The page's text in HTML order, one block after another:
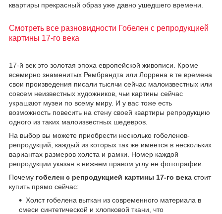
квартиры прекрасный образ уже давно ушедшего времени.
Смотреть все разновидности Гобелен с репродукцией
картины 17-го века
17-й век это золотая эпоха европейской живописи. Кроме
всемирно знаменитых Рембрандта или Лоррена в те времена
свои произведения писали тысячи сейчас малоизвестных или
совсем неизвестных художников, чьи картины сейчас
украшают музеи по всему миру. И у вас тоже есть
возможность повесить на стену своей квартиры репродукцию
одного из таких малоизвестных шедевров.
На выбор вы можете приобрести несколько гобеленов-
репродукций, каждый из которых так же имеется в нескольких
вариантах размеров холста и рамки. Номер каждой
репродукции указан в нижнем правом углу ее фотографии.
Почему гобелен с репродукцией картины 17-го века стоит
купить прямо сейчас:
Холст гобелена выткан из современного материала в
смеси синтетической и хлопковой ткани, что